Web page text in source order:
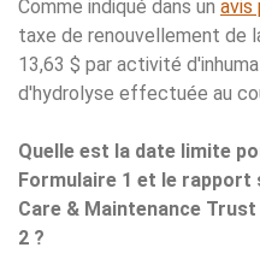
Comme indiqué dans un avis
taxe de renouvellement de
13,63 $ par activité
d'hydrolyse effectuée au
Quelle est la date limite
Formulaire 1 et le rapport
Care & Maintenance
2 ?